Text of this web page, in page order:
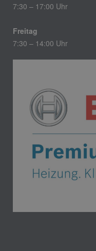
7:30 – 17:00 Uhr
Freitag
7:30 – 14:00 Uhr